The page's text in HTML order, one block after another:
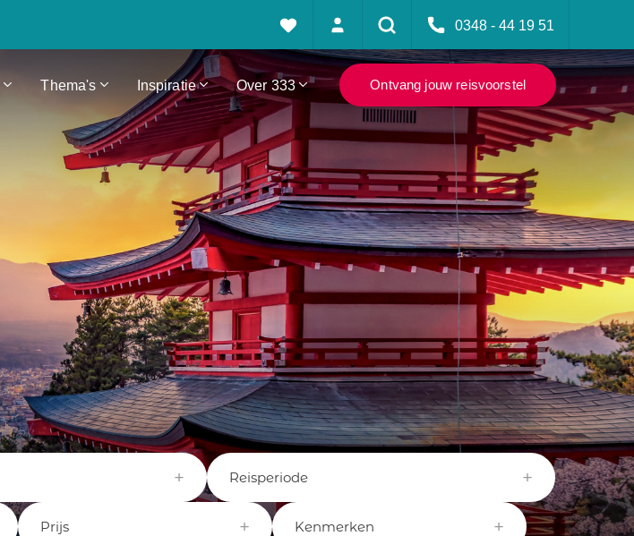
0348 - 44 19 51
Thema's Inspiratie Over 333 Ontvang jouw reisvoorstel
Reisperiode
Prijs Kenmerken